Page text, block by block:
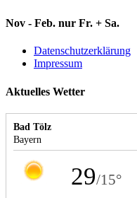
Nov - Feb. nur Fr. + Sa.
Datenschutzerklärung
Impressum
Aktuelles Wetter